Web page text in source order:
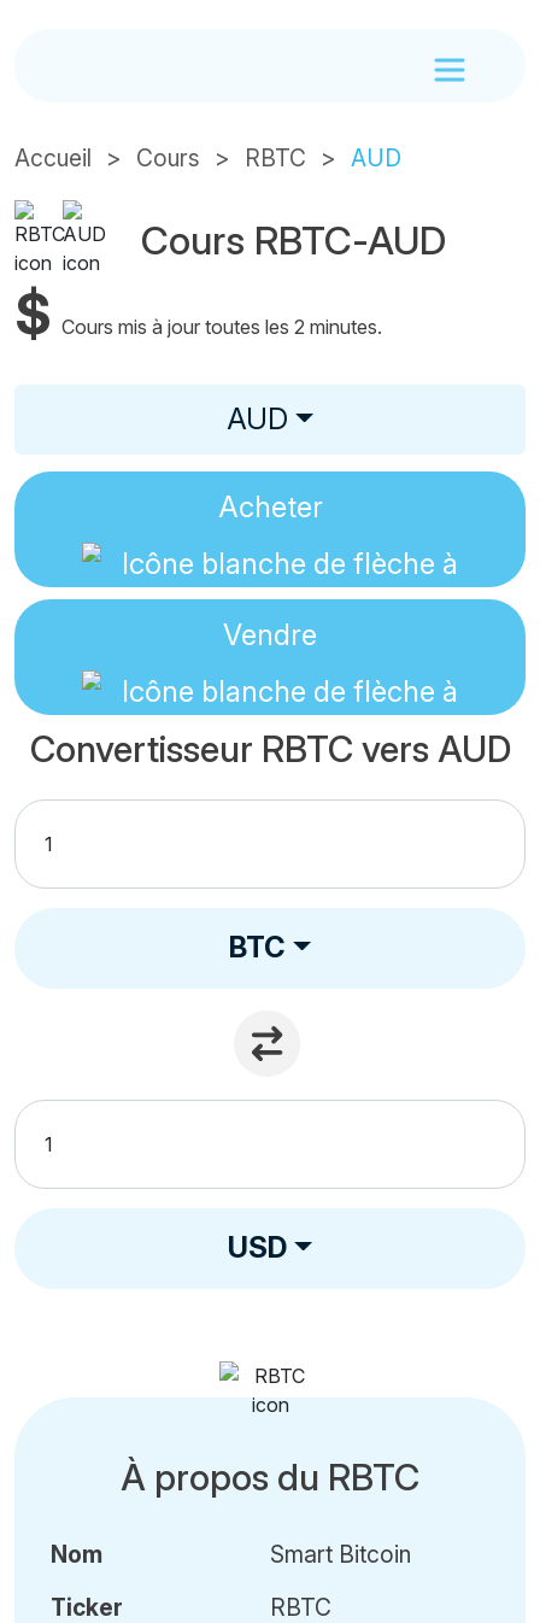
Accueil Cours RBTC AUD
Cours RBTC-AUD
$ Cours mis à jour toutes les 2 minutes.
AUD
Acheter
Vendre
Convertisseur RBTC vers AUD
BTC
USD
À propos du RBTC
Nom
Ticker
Smart Bitcoin
RBTC